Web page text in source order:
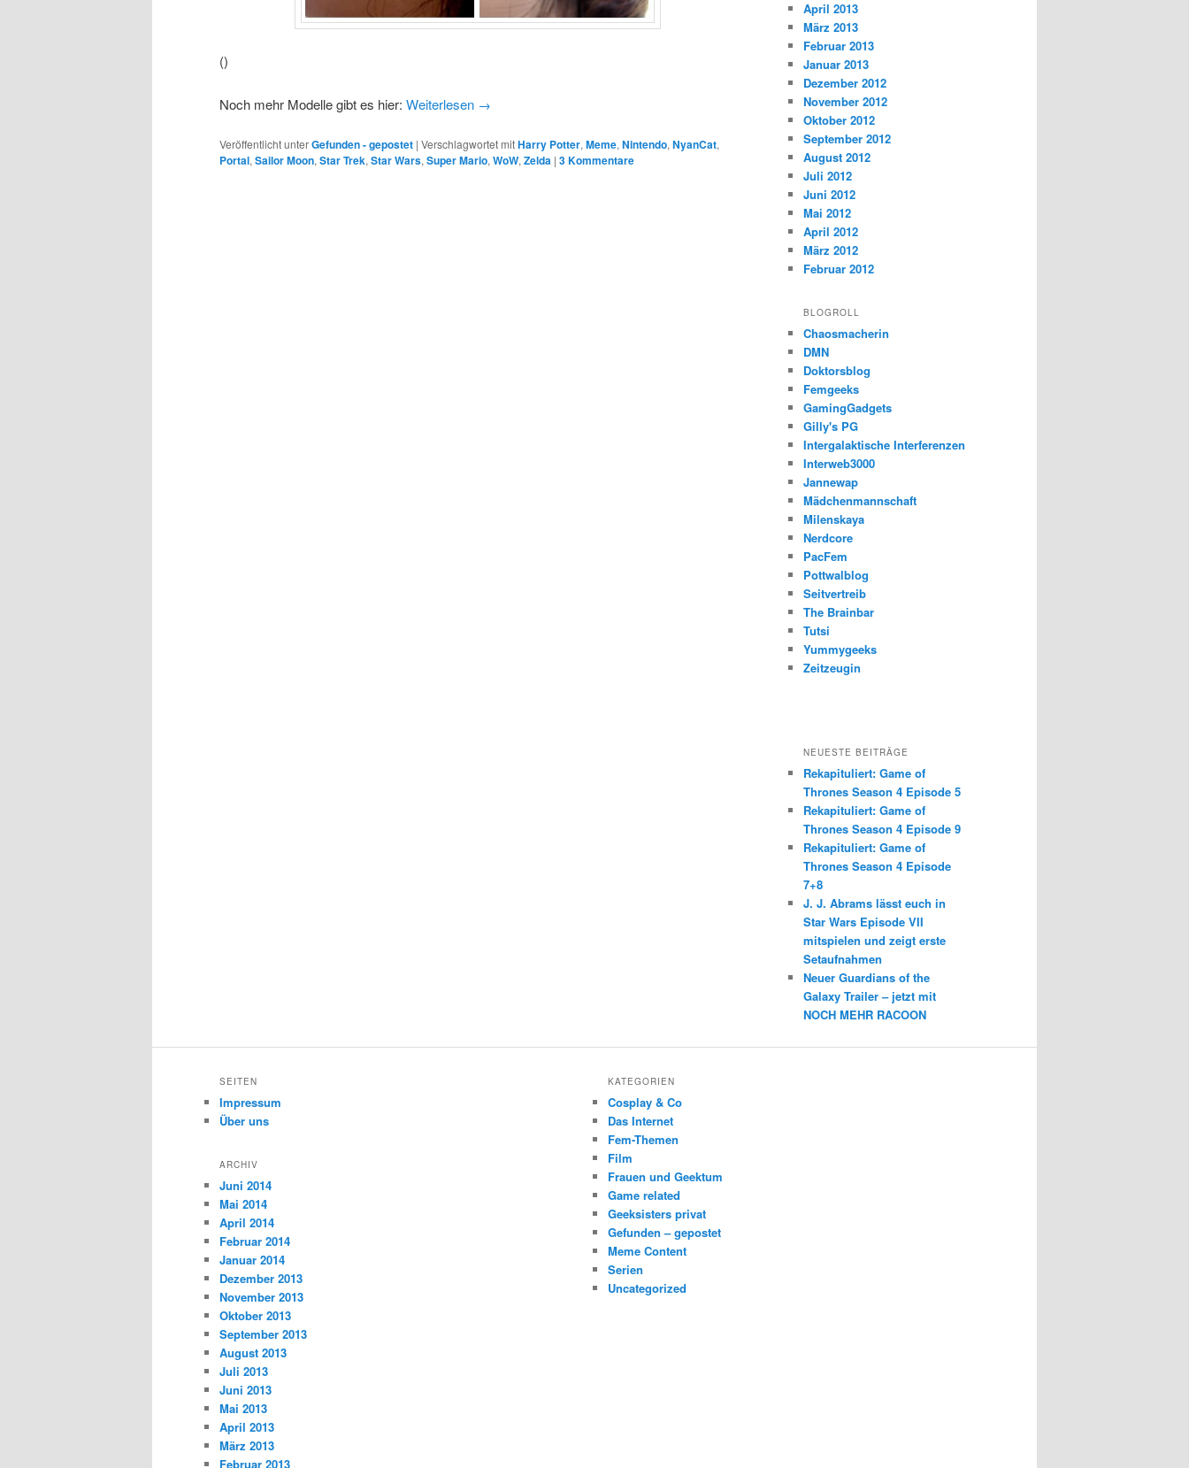
()
Noch mehr Modelle gibt es hier: Weiterlesen →
Veröffentlicht unterGefunden - gepostet | Verschlagwortet mitHarry Potter, Meme, Nintendo, NyanCat,
Portal, Sailor Moon, Star Trek, Star Wars, Super Mario, WoW, Zelda | 3 Kommentare
April 2013
März 2013
Februar 2013
Januar 2013
Dezember 2012
November 2012
Oktober 2012
September 2012
August 2012
Juli 2012
Juni 2012
Mai 2012
April 2012
März 2012
Februar 2012
BLOGROLL
Chaosmacherin
DMN
Doktorsblog
Femgeeks
GamingGadgets
Gilly's PG
Intergalaktische Interferenzen
Interweb3000
Jannewap
Mädchenmannschaft
Milenskaya
Nerdcore
PacFem
Pottwalblog
Seitvertreib
The Brainbar
Tutsi
Yummygeeks
Zeitzeugin
NEUESTE BEITRÄGE
Rekapituliert: Game of
Thrones Season 4 Episode 5
Rekapituliert: Game of
Thrones Season 4 Episode 9
Rekapituliert: Game of
Thrones Season 4 Episode
7+8
J. J. Abrams lässt euch in
Star Wars Episode VII
mitspielen und zeigt erste
Setaufnahmen
Neuer Guardians of the
Galaxy Trailer – jetzt mit
NOCH MEHR RACOON
SEITEN
Impressum
Über uns
ARCHIV
Juni 2014
Mai 2014
April 2014
Februar 2014
Januar 2014
Dezember 2013
November 2013
Oktober 2013
September 2013
August 2013
Juli 2013
Juni 2013
Mai 2013
April 2013
März 2013
Februar 2013
KATEGORIEN
Cosplay & Co
Das Internet
Fem-Themen
Film
Frauen und Geektum
Game related
Geeksisters privat
Gefunden – gepostet
Meme Content
Serien
Uncategorized